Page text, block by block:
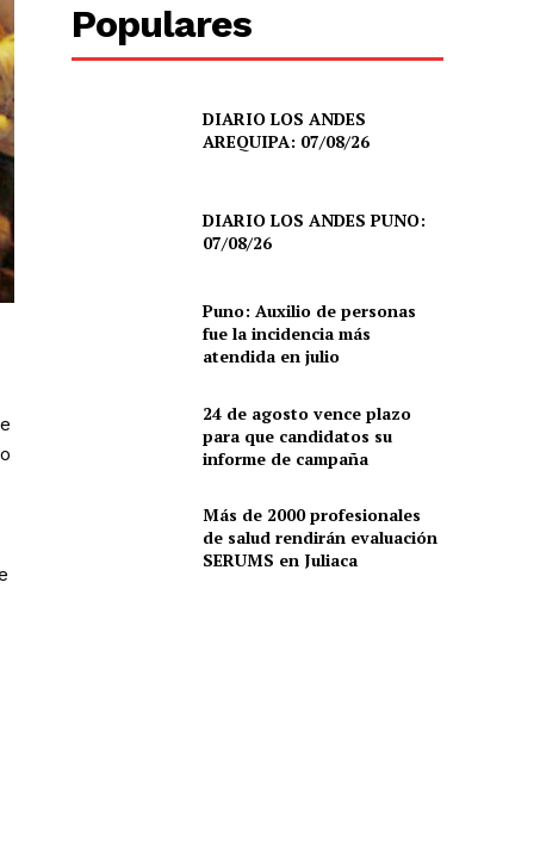
Populares
DIARIO LOS ANDES
AREQUIPA: 07/08/26
DIARIO LOS ANDES PUNO:
07/08/26
Puno: Auxilio de personas
fue la incidencia más
atendida en julio
24 de agosto vence plazo
para que candidatos su
informe de campaña
Más de 2000 profesionales
de salud rendirán evaluación
SERUMS en Juliaca